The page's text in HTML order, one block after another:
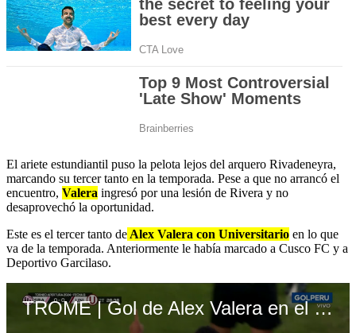
El ariete estundiantil puso la pelota lejos del arquero Rivadeneyra,
marcando su tercer tanto en la temporada. Pese a que no arrancó el
encuentro, Valera ingresó por una lesión de Rivera y no
desaprovechó la oportunidad.
Este es el tercer tanto deAlex Valera con Universitario en lo que
va de la temporada. Anteriormente le había marcado a Cusco FC y a
Deportivo Garcilaso.
TROME | Gol de Alex Valera en el Universitario vs. Sport Boys (GOL PERÚ)